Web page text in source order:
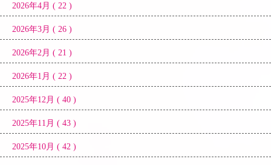
2026年4月 ( 22 )
2026年3月 ( 26 )
2026年2月 ( 21 )
2026年1月 ( 22 )
2025年12月 ( 40 )
2025年11月 ( 43 )
2025年10月 ( 42 )